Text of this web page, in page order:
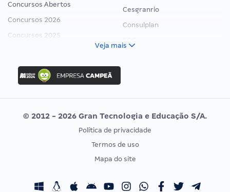
Concursos Abertos
Concursos 2026
Concursos 2025
Concurso Ibama
Concurso MPU
Editais publicados
Cesgranrio
Consulplan
Vunesp
CONCURSOS POR PROFISSÃO
Concursos Fiscais
EXAME DE ORDEM
Calendário OAB
Veja mais
© 2012 - 2026 Gran Tecnologia e Educação S/A.
Política de privacidade
Termos de uso
Mapa do site